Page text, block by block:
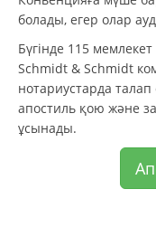
болады, егер олар
Бүгінде 115
Schmidt & Schmidt
нотариустарда талап
апостиль қою және
ұсынады.